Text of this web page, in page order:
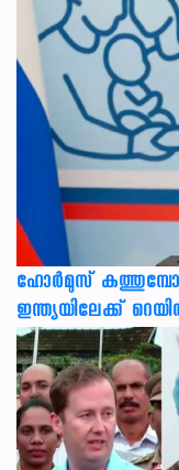
ഹോർമുസ്
ഇന്ത്യയിലേക്ക്